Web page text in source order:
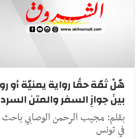
هّلْ ثمّة حقًا رواية يمنيّة أو
بينَ جوازِ السفر والمتن
بقلم: مجيب الرحمن الوصابي
في تونس